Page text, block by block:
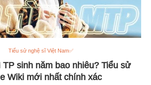
Tiểu sử nghệ sĩ Việt Nam✅
sinh năm bao nhiêu? Tiểu sử
Wiki mới nhất chính xác